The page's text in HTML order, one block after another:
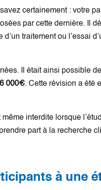
certainement : votre
par cette dernière. Il
traitement ou l’essai
Il était ainsi possible
000€. Cette révision a été
interdite lorsque
part à la recherche
à une